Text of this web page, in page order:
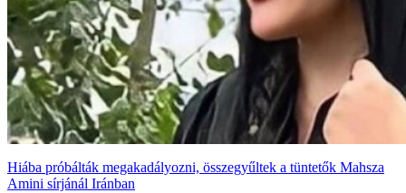
Hiába próbálták megakadályozni, összegyűltek a tüntetők Mahsza
Amini sírjánál Iránban